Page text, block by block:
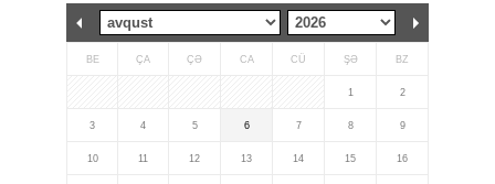
BE ÇA ÇƏ CA CÜ ŞƏ BZ
1 2
3 4 5 6 7 8 9
10 11 12 13 14 15 16